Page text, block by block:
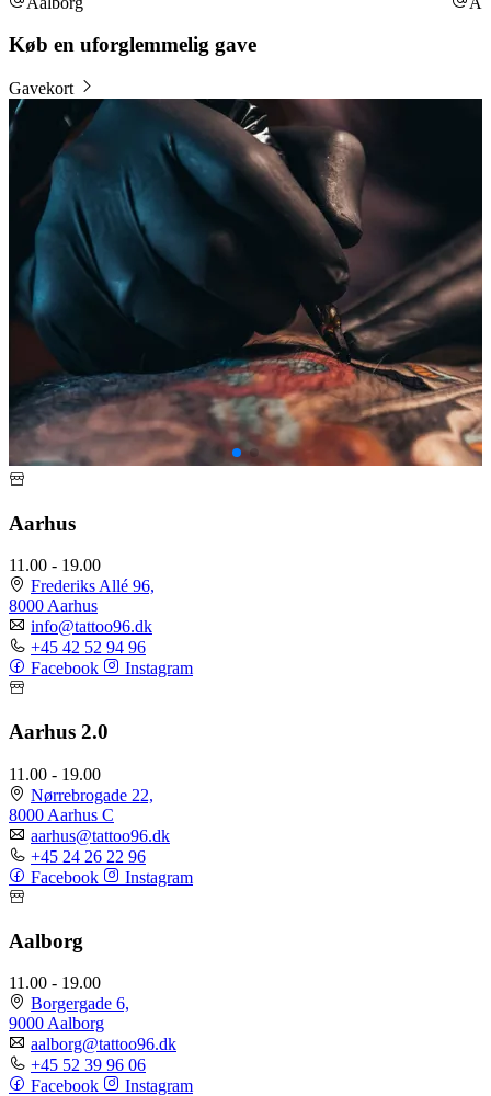
Køb en uforglemmelig gave
Gavekort
Aarhus
11.00 - 19.00
Frederiks Allé 96,
8000 Aarhus
info@tattoo96.dk
+45 42 52 94 96
Facebook
Instagram
Aarhus 2.0
11.00 - 19.00
Nørrebrogade 22,
8000 Aarhus C
aarhus@tattoo96.dk
+45 24 26 22 96
Facebook
Instagram
Aalborg
11.00 - 19.00
Borgergade 6,
9000 Aalborg
aalborg@tattoo96.dk
+45 52 39 96 06
Facebook
Instagram